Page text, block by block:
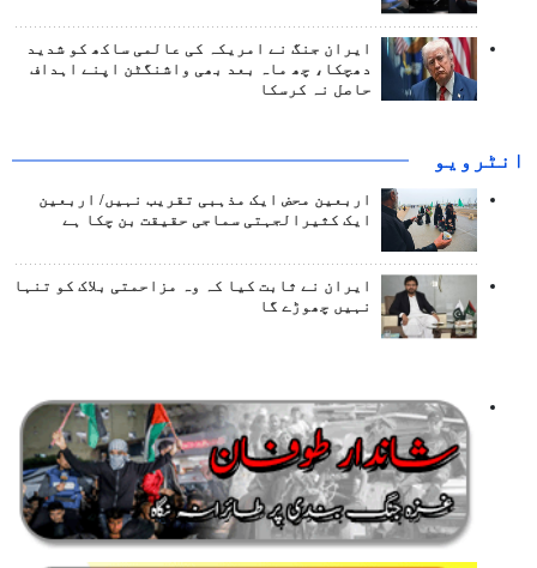
ایران جنگ نے امریکہ کی عالمی ساکھ کو شدید
دھچکا، چھ ماہ بعد بھی واشنگٹن اپنے اہداف
حاصل نہ کرسکا
انٹرويو
اربعین محض ایک مذہبی تقریب نہیں/ اربعین
ایک کثیرالجہتی سماجی حقیقت بن چکا ہے
ایران نے ثابت کیا کہ وہ مزاحمتی بلاک کو تنہا
نہیں چھوڑے گا